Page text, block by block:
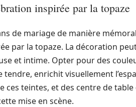
inspirée par la topaze
de mariage de manière
par la topaze. La décoration
et intime. Opter pour des
tendre, enrichit visuellement
ces teintes, et des centre de
mise en scène.